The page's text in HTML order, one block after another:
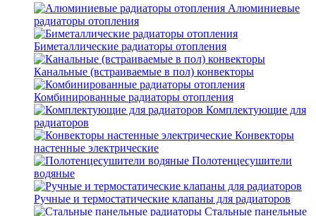
Алюминиевые
радиаторы отопления
Биметаллические радиаторы отопления
Канальные (встраиваемые в пол) конвекторы
Комбинированные радиаторы отопления
Комплектующие для
радиаторов
Конвекторы
настенные электрические
Полотенцесушители
водяные
Ручные и термостатические клапаны для радиаторов
Стальные панельные